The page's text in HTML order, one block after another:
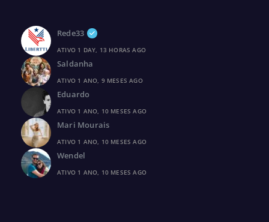
Rede33
ATIVO 1 DAY, 13 HORAS AGO
Saldanha
ATIVO 1 ANO, 9 MESES AGO
Eduardo
ATIVO 1 ANO, 10 MESES AGO
Mari Mourais
ATIVO 1 ANO, 10 MESES AGO
Wendel
ATIVO 1 ANO, 10 MESES AGO